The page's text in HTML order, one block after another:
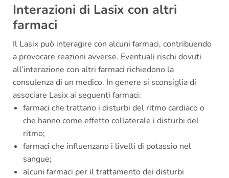
Interazioni di Lasix con altri
farmaci
Il Lasix può interagire con alcuni farmaci, contribuendo
a provocare reazioni avverse. Eventuali rischi dovuti
all’interazione con altri farmaci richiedono la
consulenza di un medico. In genere si sconsiglia di
associare Lasix ai seguenti farmaci:
farmaci che trattano i disturbi del ritmo cardiaco o
che hanno come effetto collaterale i disturbi del
ritmo;
farmaci che influenzano i livelli di potassio nel
sangue;
alcuni farmaci per il trattamento dei disturbi